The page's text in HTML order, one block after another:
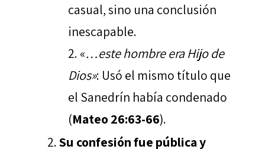
casual, sino una conclusión
inescapable.
«…este hombre era Hijo de
Dios»: Usó el mismo título que
el Sanedrín había condenado
(Mateo 26:63-66).
Su confesión fue pública y